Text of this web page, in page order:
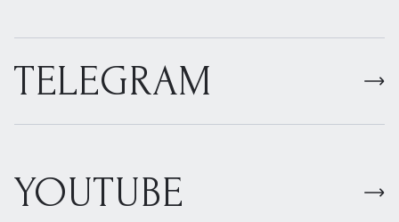
TELEGRAM
YOUTUBE